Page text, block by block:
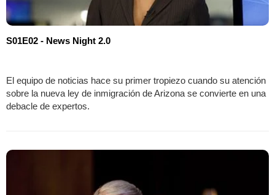
S01E02 - News Night 2.0
El equipo de noticias hace su primer tropiezo cuando su atención
sobre la nueva ley de inmigración de Arizona se convierte en una
debacle de expertos.